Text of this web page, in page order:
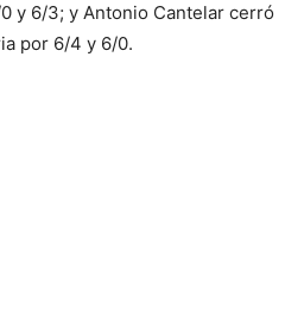
y 6/3; y Antonio Cantelar cerró
por 6/4 y 6/0.